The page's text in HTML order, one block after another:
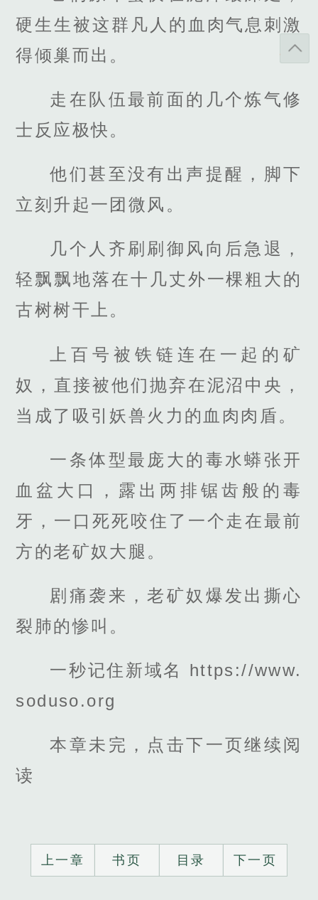
硬生生被这群凡人的血肉气息刺激
得倾巢而出。
走在队伍最前面的几个炼气修
士反应极快。
他们甚至没有出声提醒，脚下
立刻升起一团微风。
几个人齐刷刷御风向后急退，
轻飘飘地落在十几丈外一棵粗大的
古树树干上。
上百号被铁链连在一起的矿
奴，直接被他们抛弃在泥沼中央，
当成了吸引妖兽火力的血肉肉盾。
一条体型最庞大的毒水蟒张开
血盆大口，露出两排锯齿般的毒
牙，一口死死咬住了一个走在最前
方的老矿奴大腿。
剧痛袭来，老矿奴爆发出撕心
裂肺的惨叫。
一秒记住新域名 https://www.
soduso.org
本章未完，点击下一页继续阅
读
上一章 书页 目录 下一页